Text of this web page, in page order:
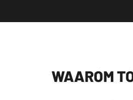
WAAROM